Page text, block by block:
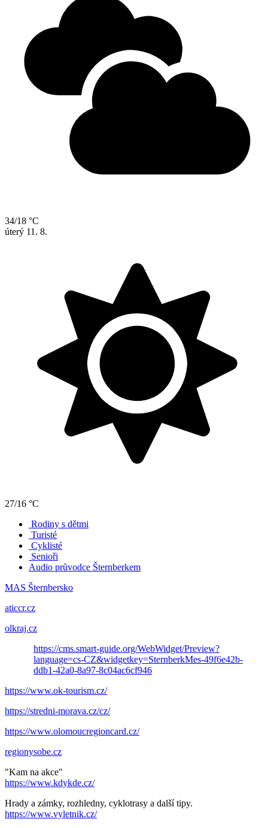
34/18 °C
úterý 11. 8.
27/16 °C
Rodiny s dětmi
Turisté
Cyklisté
Senioři
Audio průvodce Šternberkem
MAS Šternbersko
aticcr.cz
olkraj.cz
https://cms.smart-guide.org/WebWidget/Preview?
language=cs-CZ&widgetkey=SternberkMes-49f6e42b-
ddb1-42a0-8a97-8c04ac6cf946
https://www.ok-tourism.cz/
https://stredni-morava.cz/cz/
https://www.olomoucregioncard.cz/
regionysobe.cz
"Kam na akce"
https://www.kdykde.cz/
Hrady a zámky, rozhledny, cyklotrasy a další tipy.
https://www.vyletnik.cz/